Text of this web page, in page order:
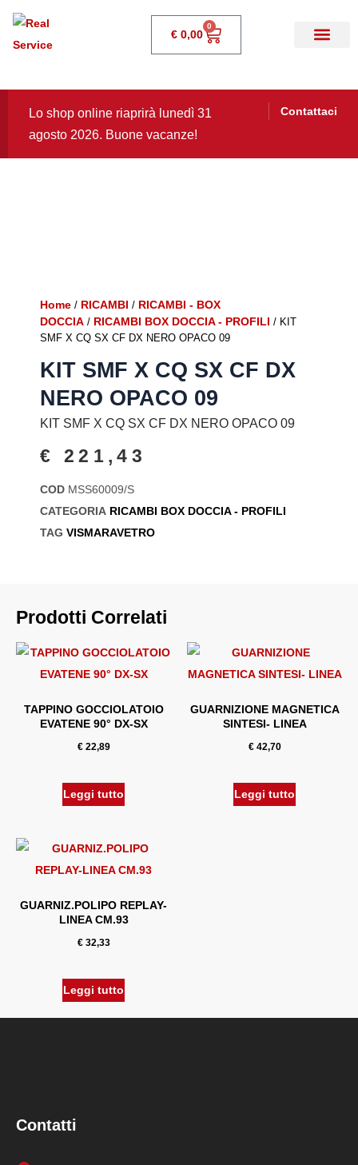
€ 0,00
0
Contattaci
Lo shop online riaprirà lunedì 31
agosto 2026. Buone vacanze!
Home / RICAMBI / RICAMBI - BOX
DOCCIA / RICAMBI BOX DOCCIA - PROFILI / KIT
SMF X CQ SX CF DX NERO OPACO 09
KIT SMF X CQ SX CF DX
NERO OPACO 09
KIT SMF X CQ SX CF DX NERO OPACO 09
€ 221,43
COD MSS60009/S
CATEGORIA RICAMBI BOX DOCCIA - PROFILI
TAG VISMARAVETRO
Prodotti Correlati
TAPPINO GOCCIOLATOIO
EVATENE 90° DX-SX
€22,89
Leggi tutto
GUARNIZIONE MAGNETICA
SINTESI- LINEA
€42,70
Leggi tutto
GUARNIZ.POLIPO REPLAY-
LINEA CM.93
€32,33
Leggi tutto
Contatti